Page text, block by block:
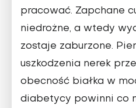
pracować. Zapchane
niedrożne, a wtedy
zostaje zaburzone.
uszkodzenia nerek
obecność białka w
diabetycy powinni co